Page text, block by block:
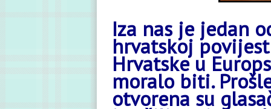
Iza nas je jedan
hrvatskoj
Hrvatske u
moralo biti.
otvorena su